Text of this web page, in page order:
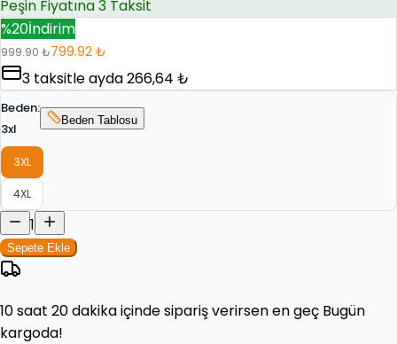
%20İndirim
999.90 ₺799.92 ₺
3 taksitle ayda266,64 ₺
Beden:
3xl
Beden Tablosu
3XL
4XL
1
Sepete Ekle
10 saat 20 dakikaiçinde sipariş verirsen en geç Bugün
kargoda!